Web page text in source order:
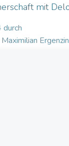
mit
durch